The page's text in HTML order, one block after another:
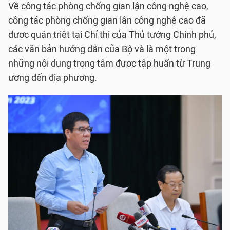
Về công tác phòng chống gian lận công nghệ cao,
công tác phòng chống gian lận công nghệ cao đã
được quán triệt tại Chỉ thị của Thủ tướng Chính phủ,
các văn bản hướng dẫn của Bộ và là một trong
những nội dung trọng tâm được tập huấn từ Trung
ương đến địa phương.